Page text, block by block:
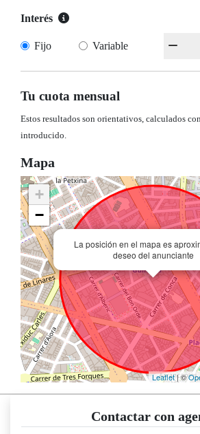
Interés
Fijo Variable
Tu cuota mensual
Estos resultados son orientativos, calculados
introducido.
Mapa
La posición en el mapa es
deseo del anunciante
+
−
Leaflet| ©
Contactar con